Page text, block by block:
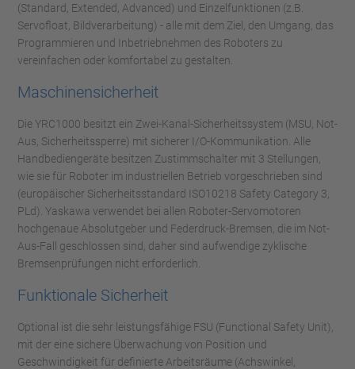
(Standard, Extended, Advanced) und Einzelfunktionen (z.B.
Servofloat, Bildverarbeitung) - alle mit dem Ziel, den Umgang, das
Programmieren und Inbetriebnehmen des Roboters zu
vereinfachen oder komfortabel zu gestalten.
Maschinensicherheit
Die YRC1000 besitzt ein Zwei-Kanal-Sicherheitssystem (MSU, Not-
Aus, Sicherheitssperre) mit sicherer I/O-Kommunikation. Alle
Handbediengeräte besitzen Zustimmschalter mit 3 Stellungen,
wie sie für Roboter im industriellen Betrieb vorgeschrieben sind
(europäischer Sicherheitsstandard ISO10218 Safety Category 3,
PLd). Yaskawa verwendet bei allen Roboter-Servomotoren
hochgenaue Absolutgeber und Federdruck-Bremsen, die im Not-
Aus-Fall geschlossen sind, daher sind aufwendige zyklische
Bremsenprüfungen nicht erforderlich.
Funktionale Sicherheit
Optional ist die sehr leistungsfähige FSU (Functional Safety Unit),
mit der eine sichere Überwachung von Position und
Geschwindigkeit für definierte Arbeitsräume (Achswinkel,